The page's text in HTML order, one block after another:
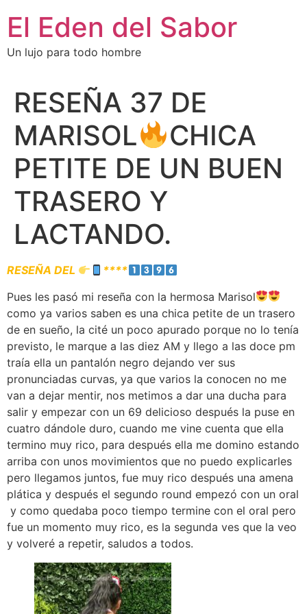
El Eden del Sabor
Un lujo para todo hombre
RESEÑA 37 DE
MARISOL
CHICA
PETITE DE UN BUEN
TRASERO Y
LACTANDO.
RESEÑA DEL
****
Pues les pasó mi reseña con la hermosa Marisol
como ya varios saben es una chica petite de un trasero
de en sueño, la cité un poco apurado porque no lo tenía
previsto, le marque a las diez AM y llego a las doce pm
traía ella un pantalón negro dejando ver sus
pronunciadas curvas, ya que varios la conocen no me
van a dejar mentir, nos metimos a dar una ducha para
salir y empezar con un 69 delicioso después la puse en
cuatro dándole duro, cuando me vine cuenta que ella
termino muy rico, para después ella me domino estando
arriba con unos movimientos que no puedo explicarles
pero llegamos juntos, fue muy rico después una amena
plática y después el segundo round empezó con un oral
y como quedaba poco tiempo termine con el oral pero
fue un momento muy rico, es la segunda ves que la veo
y volveré a repetir, saludos a todos.